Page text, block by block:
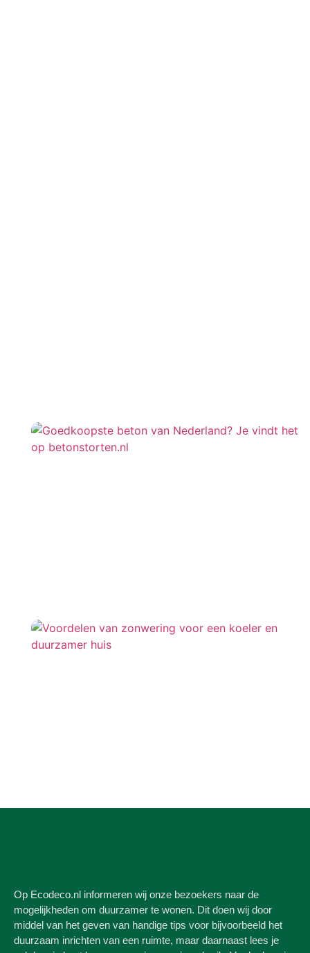
Op Ecodeco.nl informeren wij onze bezoekers naar de
mogelijkheden om duurzamer te wonen. Dit doen wij door
middel van het geven van handige tips voor bijvoorbeeld het
duurzaam inrichten van een ruimte, maar daarnaast lees je